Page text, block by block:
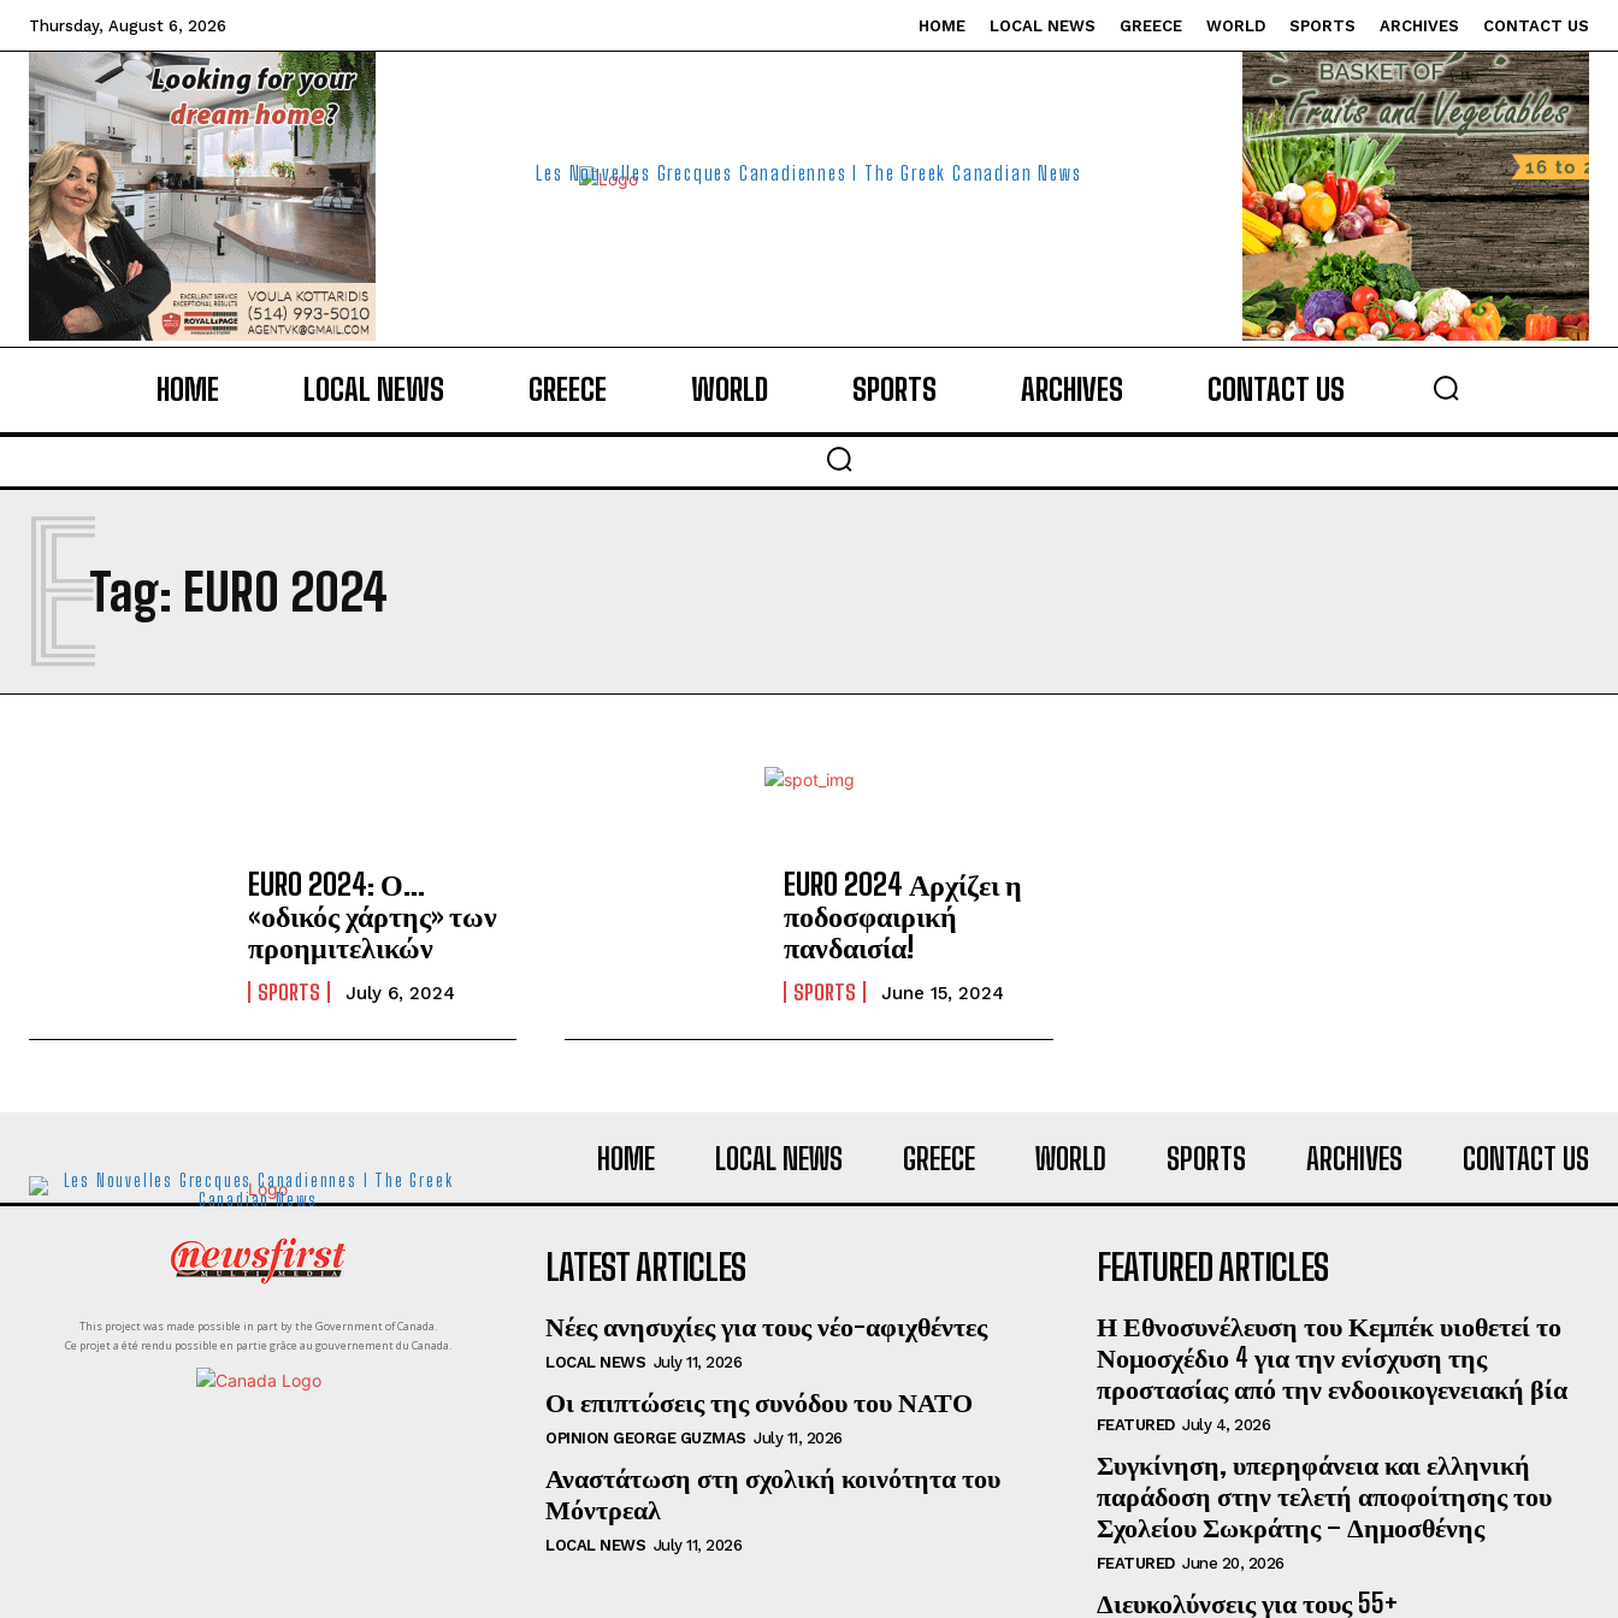
Thursday, August 6, 2026 HOME LOCAL NEWS GREECE WORLD SPORTS ARCHIVES CONTACT US
Les Nouvelles Grecques Canadiennes I The Greek Canadian News
HOME LOCAL NEWS GREECE WORLD SPORTS ARCHIVES CONTACT US
Tag: EURO 2024
E
EURO 2024: Ο…
«οδικός χάρτης» των
προημιτελικών
SPORTS July 6, 2024
EURO 2024 Αρχίζει η
ποδοσφαιρική
πανδαισία!
SPORTS June 15, 2024
HOME LOCAL NEWS GREECE WORLD SPORTS ARCHIVES CONTACT US
Les Nouvelles Grecques Canadiennes I The Greek
Canadian News
This project was made possible in part by the Government of Canada.
Ce projet a été rendu possible en partie grâce au gouvernement du Canada.
LATEST ARTICLES
Νέες ανησυχίες για τους νέο-αφιχθέντες
LOCAL NEWS July 11, 2026
Οι επιπτώσεις της συνόδου του ΝΑΤΟ
OPINION GEORGE GUZMAS July 11, 2026
Αναστάτωση στη σχολική κοινότητα του
Μόντρεαλ
LOCAL NEWS July 11, 2026
FEATURED ARTICLES
Η Εθνοσυνέλευση του Κεμπέκ υιοθετεί το
Νομοσχέδιο 4 για την ενίσχυση της
προστασίας από την ενδοοικογενειακή βία
FEATURED July 4, 2026
Συγκίνηση, υπερηφάνεια και ελληνική
παράδοση στην τελετή αποφοίτησης του
Σχολείου Σωκράτης – Δημοσθένης
FEATURED June 20, 2026
Διευκολύνσεις για τους 55+